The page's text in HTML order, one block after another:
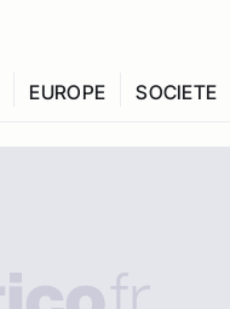
EUROPE SOCIETE